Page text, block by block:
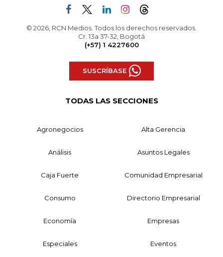
© 2026, RCN Medios. Todos los derechos reservados.
Cr. 13a 37-32, Bogotá
(+57) 1 4227600
SUSCRÍBASE
TODAS LAS SECCIONES
Agronegocios Alta Gerencia
Análisis Asuntos Legales
Caja Fuerte Comunidad Empresarial
Consumo Directorio Empresarial
Economía Empresas
Especiales Eventos